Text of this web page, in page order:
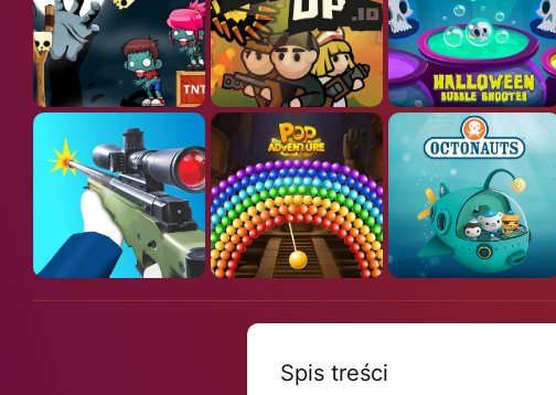
Spis treści